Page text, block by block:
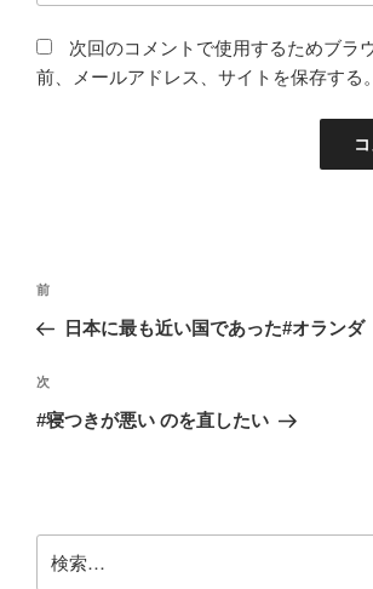
次回のコメントで使用するためブラ
前、メールアドレス、サイトを保存する。
投
ナ
ビ
ゲ
ン
前
の
稿
前
日本に最も近い国であった#オランダ
次
の
次
#寝つきが悪い のを直したい
索: